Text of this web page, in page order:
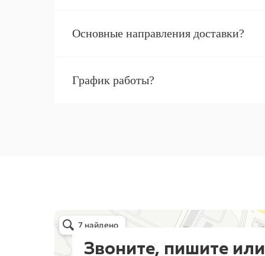
Основные направления доставки?
График работы?
Балабаново
Тургеневский тупик, 1 — Яндекс Карты
Звоните, пишите или